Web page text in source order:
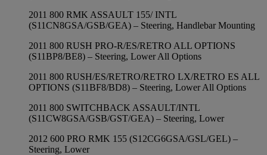
2011 800 RMK ASSAULT 155/ INTL
(S11CN8GSA/GSB/GEA) – Steering, Handlebar Mounting
2011 800 RUSH PRO-R/ES/RETRO ALL OPTIONS
(S11BP8/BE8) – Steering, Lower All Options
2011 800 RUSH/ES/RETRO/RETRO LX/RETRO ES ALL
OPTIONS (S11BF8/BD8) – Steering, Lower All Options
2011 800 SWITCHBACK ASSAULT/INTL
(S11CW8GSA/GSB/GST/GEA) – Steering, Lower
2012 600 PRO RMK 155 (S12CG6GSA/GSL/GEL) –
Steering, Lower